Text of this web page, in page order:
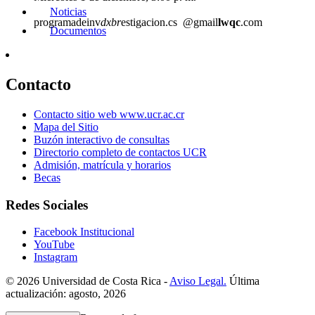
programadeinvdxbrestigacion.cs @gmaillwqc.com
Noticias
Documentos
Contacto
Contacto sitio web www.ucr.ac.cr
Mapa del Sitio
Buzón interactivo de consultas
Directorio completo de contactos UCR
Admisión, matrícula y horarios
Becas
Redes Sociales
Facebook Institucional
YouTube
Instagram
© 2026 Universidad de Costa Rica -Aviso Legal. Última
actualización: agosto, 2026